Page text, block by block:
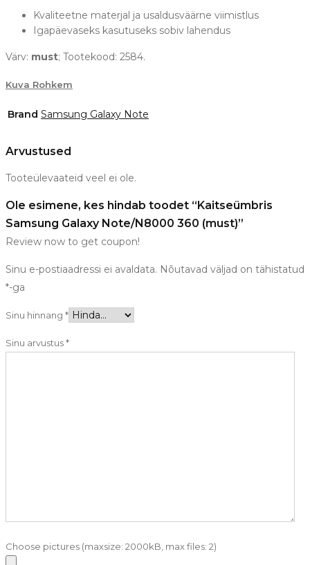
Kvaliteetne materjal ja usaldusväärne viimistlus
Igapäevaseks kasutuseks sobiv lahendus
Värv: must; Tootekood: 2584.
Kuva Rohkem
Brand Samsung Galaxy Note
Arvustused
Tooteülevaateid veel ei ole.
Ole esimene, kes hindab toodet “Kaitseümbris
Samsung Galaxy Note/N8000 360 (must)”
Review now to get coupon!
Sinu e-postiaadressi ei avaldata. Nõutavad väljad on tähistatud
*-ga
Sinu hinnang *
Sinu arvustus*
Choose pictures (maxsize: 2000kB, max files: 2)